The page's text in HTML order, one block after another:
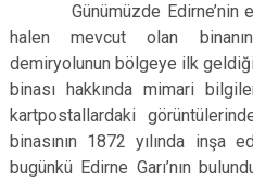
Günümüzde Edirne’nin
halen mevcut olan
demiryolunun bölgeye ilk
binası hakkında mimari
kartpostallardaki
binasının 1872 yılında inşa
bugünkü Edirne Garı’nın